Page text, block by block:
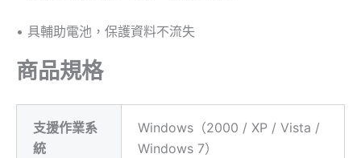
• 具輔助電池，保護資料不流失
商品規格
支援作業系
統
Windows（2000 / XP / Vista /
Windows 7）